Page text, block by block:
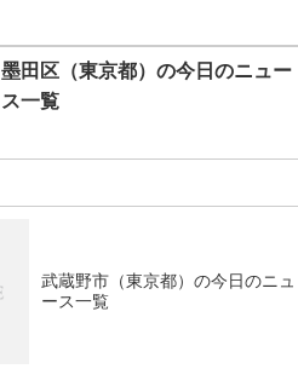
墨田区（東京都）の今日のニュー
ス一覧
武蔵野市（東京都）の今日のニュ
ース一覧